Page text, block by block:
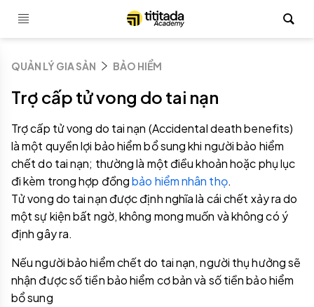
QUẢN LÝ GIA SẢN BẢO HIỂM
Trợ cấp tử vong do tai nạn
Trợ cấp tử vong do tai nạn (Accidental death benefits)
là một quyền lợi bảo hiểm bổ sung khi người bảo hiểm
chết do tai nạn; thường là một điều khoản hoặc phụ lục
đi kèm trong hợp đồngbảo hiểm nhân thọ.
Tử vong do tai nạn được định nghĩa là cái chết xảy ra do
một sự kiện bất ngờ, không mong muốn và không có ý
định gây ra.
Nếu người bảo hiểm chết do tai nạn, người thụ hưởng sẽ
nhận được số tiền bảo hiểm cơ bản và số tiền bảo hiểm
bổ sung